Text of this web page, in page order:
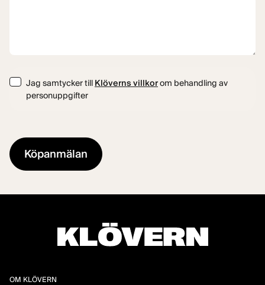
ConsentJag samtycker till Klöverns villkorom behandling av
personuppgifter
OM KLÖVERN